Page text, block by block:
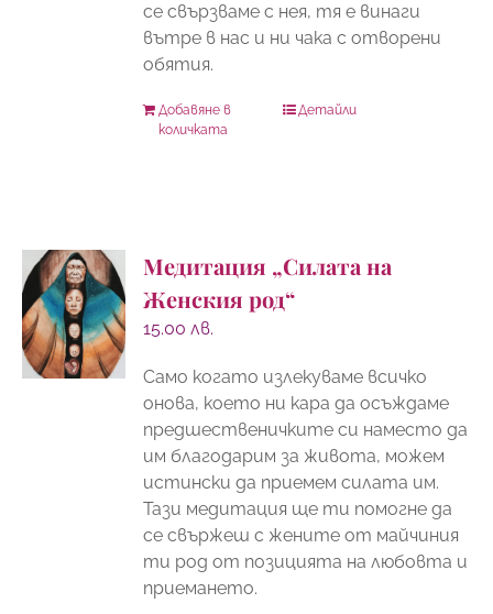
се свързваме с нея, тя е винаги
вътре в нас и ни чака с отворени
обятия.
Добавяне в
количката
Детайли
Медитация „Силата на
Женския род“
15.00лв.
Само когато излекуваме всичко
онова, което ни кара да осъждаме
предшественичките си наместо да
им благодарим за живота, можем
истински да приемем силата им.
Тази медитация ще ти помогне да
се свържеш с жените от майчиния
ти род от позицията на любовта и
приемането.